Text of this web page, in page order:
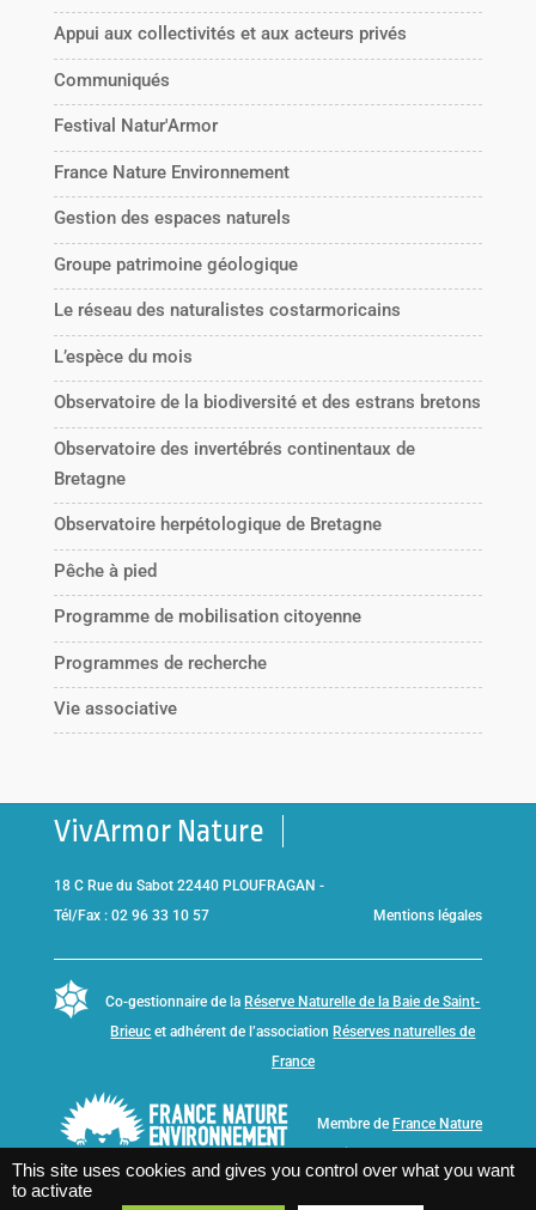
Appui aux collectivités et aux acteurs privés
Communiqués
Festival Natur'Armor
France Nature Environnement
Gestion des espaces naturels
Groupe patrimoine géologique
Le réseau des naturalistes costarmoricains
L’espèce du mois
Observatoire de la biodiversité et des estrans bretons
Observatoire des invertébrés continentaux de
Bretagne
Observatoire herpétologique de Bretagne
Pêche à pied
Programme de mobilisation citoyenne
Programmes de recherche
Vie associative
VivArmor Nature
18 C Rue du Sabot 22440 PLOUFRAGAN -
Tél/Fax : 02 96 33 10 57
Mentions légales
Co-gestionnaire de la Réserve Naturelle de la Baie de Saint-
Brieuc et adhérent de l’association Réserves naturelles de
France
Membre de France Nature
This site uses cookies and gives you control over what you want
to activate